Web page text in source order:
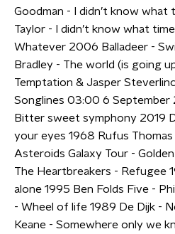
Goodman - I didn’t know what
Taylor - I didn’t know what
Whatever 2006 Balladeer -
Bradley - The world (is going
Temptation & Jasper
Songlines 03:00 6 September
Bitter sweet symphony 2019
your eyes 1968 Rufus
Asteroids Galaxy Tour -
The Heartbreakers - Refugee
alone 1995 Ben Folds Five -
- Wheel of life 1989 De Dijk -
Keane - Somewhere only we